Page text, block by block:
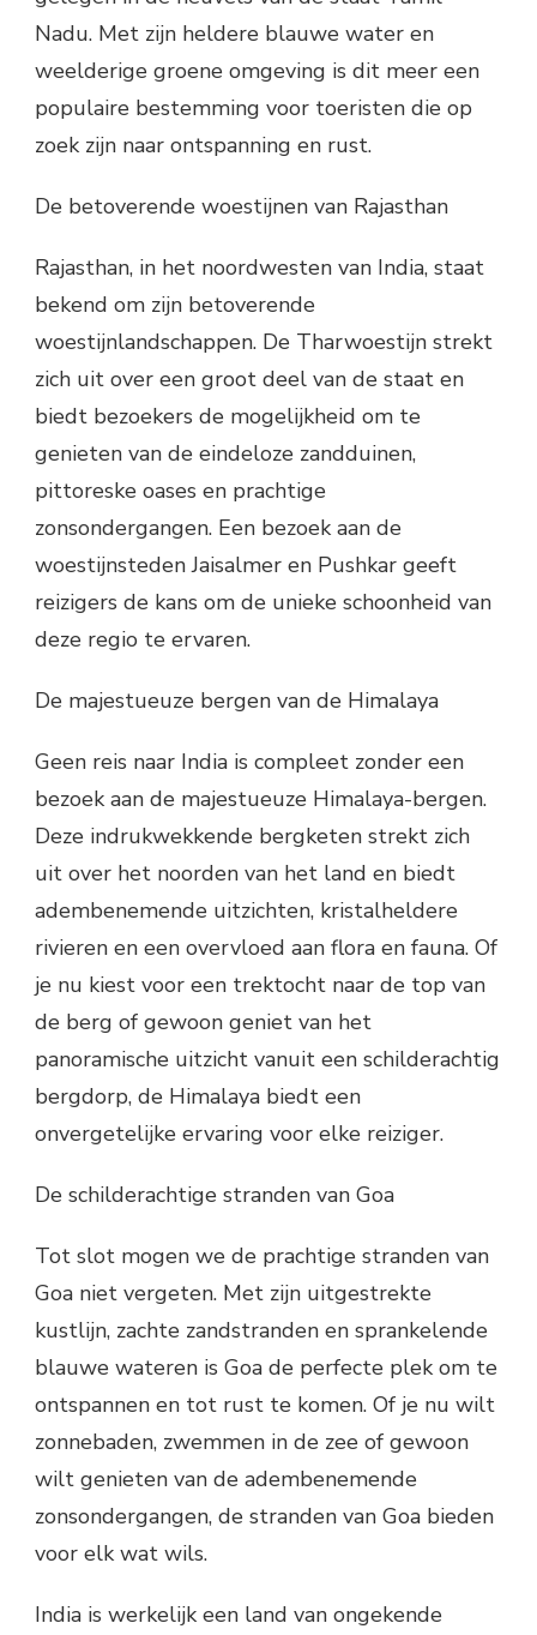
Nadu. Met zijn heldere blauwe water en
weelderige groene omgeving is dit meer een
populaire bestemming voor toeristen die op
zoek zijn naar ontspanning en rust.
De betoverende woestijnen van Rajasthan
Rajasthan, in het noordwesten van India, staat
bekend om zijn betoverende
woestijnlandschappen. De Tharwoestijn strekt
zich uit over een groot deel van de staat en
biedt bezoekers de mogelijkheid om te
genieten van de eindeloze zandduinen,
pittoreske oases en prachtige
zonsondergangen. Een bezoek aan de
woestijnsteden Jaisalmer en Pushkar geeft
reizigers de kans om de unieke schoonheid van
deze regio te ervaren.
De majestueuze bergen van de Himalaya
Geen reis naar India is compleet zonder een
bezoek aan de majestueuze Himalaya-bergen.
Deze indrukwekkende bergketen strekt zich
uit over het noorden van het land en biedt
adembenemende uitzichten, kristalheldere
rivieren en een overvloed aan flora en fauna. Of
je nu kiest voor een trektocht naar de top van
de berg of gewoon geniet van het
panoramische uitzicht vanuit een schilderachtig
bergdorp, de Himalaya biedt een
onvergetelijke ervaring voor elke reiziger.
De schilderachtige stranden van Goa
Tot slot mogen we de prachtige stranden van
Goa niet vergeten. Met zijn uitgestrekte
kustlijn, zachte zandstranden en sprankelende
blauwe wateren is Goa de perfecte plek om te
ontspannen en tot rust te komen. Of je nu wilt
zonnebaden, zwemmen in de zee of gewoon
wilt genieten van de adembenemende
zonsondergangen, de stranden van Goa bieden
voor elk wat wils.
India is werkelijk een land van ongekende